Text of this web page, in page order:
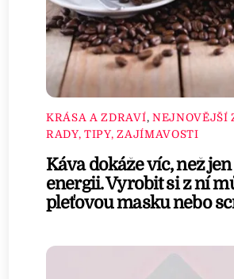
KRÁSA A ZDRAVÍ, NEJNOVĚJŠÍ
RADY, TIPY, ZAJÍMAVOSTI
Káva dokáže víc, než
energii. Vyrobit si z ní
pleťovou masku nebo